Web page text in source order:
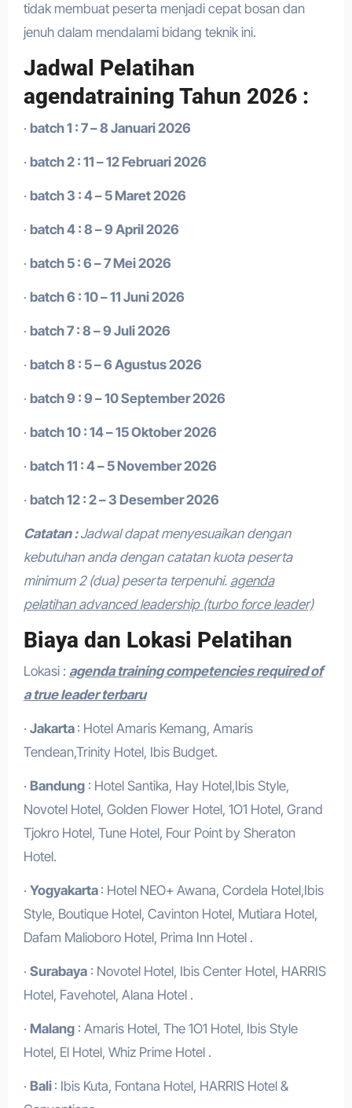
tidak membuat peserta menjadi cepat bosan dan
jenuh dalam mendalami bidang teknik ini.
Jadwal Pelatihan
agendatraining Tahun 2026 :
· batch 1 : 7 – 8 Januari 2026
· batch 2 : 11 – 12 Februari 2026
· batch 3 : 4 – 5 Maret 2026
· batch 4 : 8 – 9 April 2026
· batch 5 : 6 – 7 Mei 2026
· batch 6 : 10 – 11 Juni 2026
· batch 7 : 8 – 9 Juli 2026
· batch 8 : 5 – 6 Agustus 2026
· batch 9 : 9 – 10 September 2026
· batch 10 : 14 – 15 Oktober 2026
· batch 11 : 4 – 5 November 2026
· batch 12 : 2 – 3 Desember 2026
Catatan :Jadwal dapat menyesuaikan dengan
kebutuhan anda dengan catatan kuota peserta
minimum 2 (dua) peserta terpenuhi. agenda
pelatihan advanced leadership (turbo force leader)
Biaya dan Lokasi Pelatihan
Lokasi : agenda training competencies required of
a true leader terbaru
· Jakarta : Hotel Amaris Kemang, Amaris
Tendean,Trinity Hotel, Ibis Budget.
· Bandung: Hotel Santika, Hay Hotel,Ibis Style,
Novotel Hotel, Golden Flower Hotel, 1O1 Hotel, Grand
Tjokro Hotel, Tune Hotel, Four Point by Sheraton
Hotel.
· Yogyakarta : Hotel NEO+ Awana, Cordela Hotel,Ibis
Style, Boutique Hotel, Cavinton Hotel, Mutiara Hotel,
Dafam Malioboro Hotel, Prima Inn Hotel .
· Surabaya: Novotel Hotel, Ibis Center Hotel, HARRIS
Hotel, Favehotel, Alana Hotel .
· Malang: Amaris Hotel, The 1O1 Hotel, Ibis Style
Hotel, El Hotel, Whiz Prime Hotel .
· Bali : Ibis Kuta, Fontana Hotel, HARRIS Hotel &